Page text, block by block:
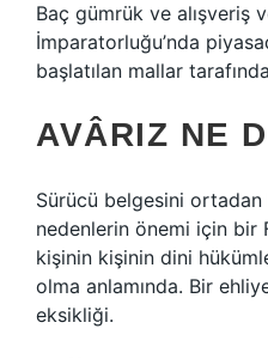
Baç gümrük ve alışveriş
İmparatorluğu’nda
başlatılan mallar
AVÂRIZ NE
Sürücü belgesini ortadan
nedenlerin önemi için bir
kişinin kişinin dini
olma anlamında. Bir
eksikliği.